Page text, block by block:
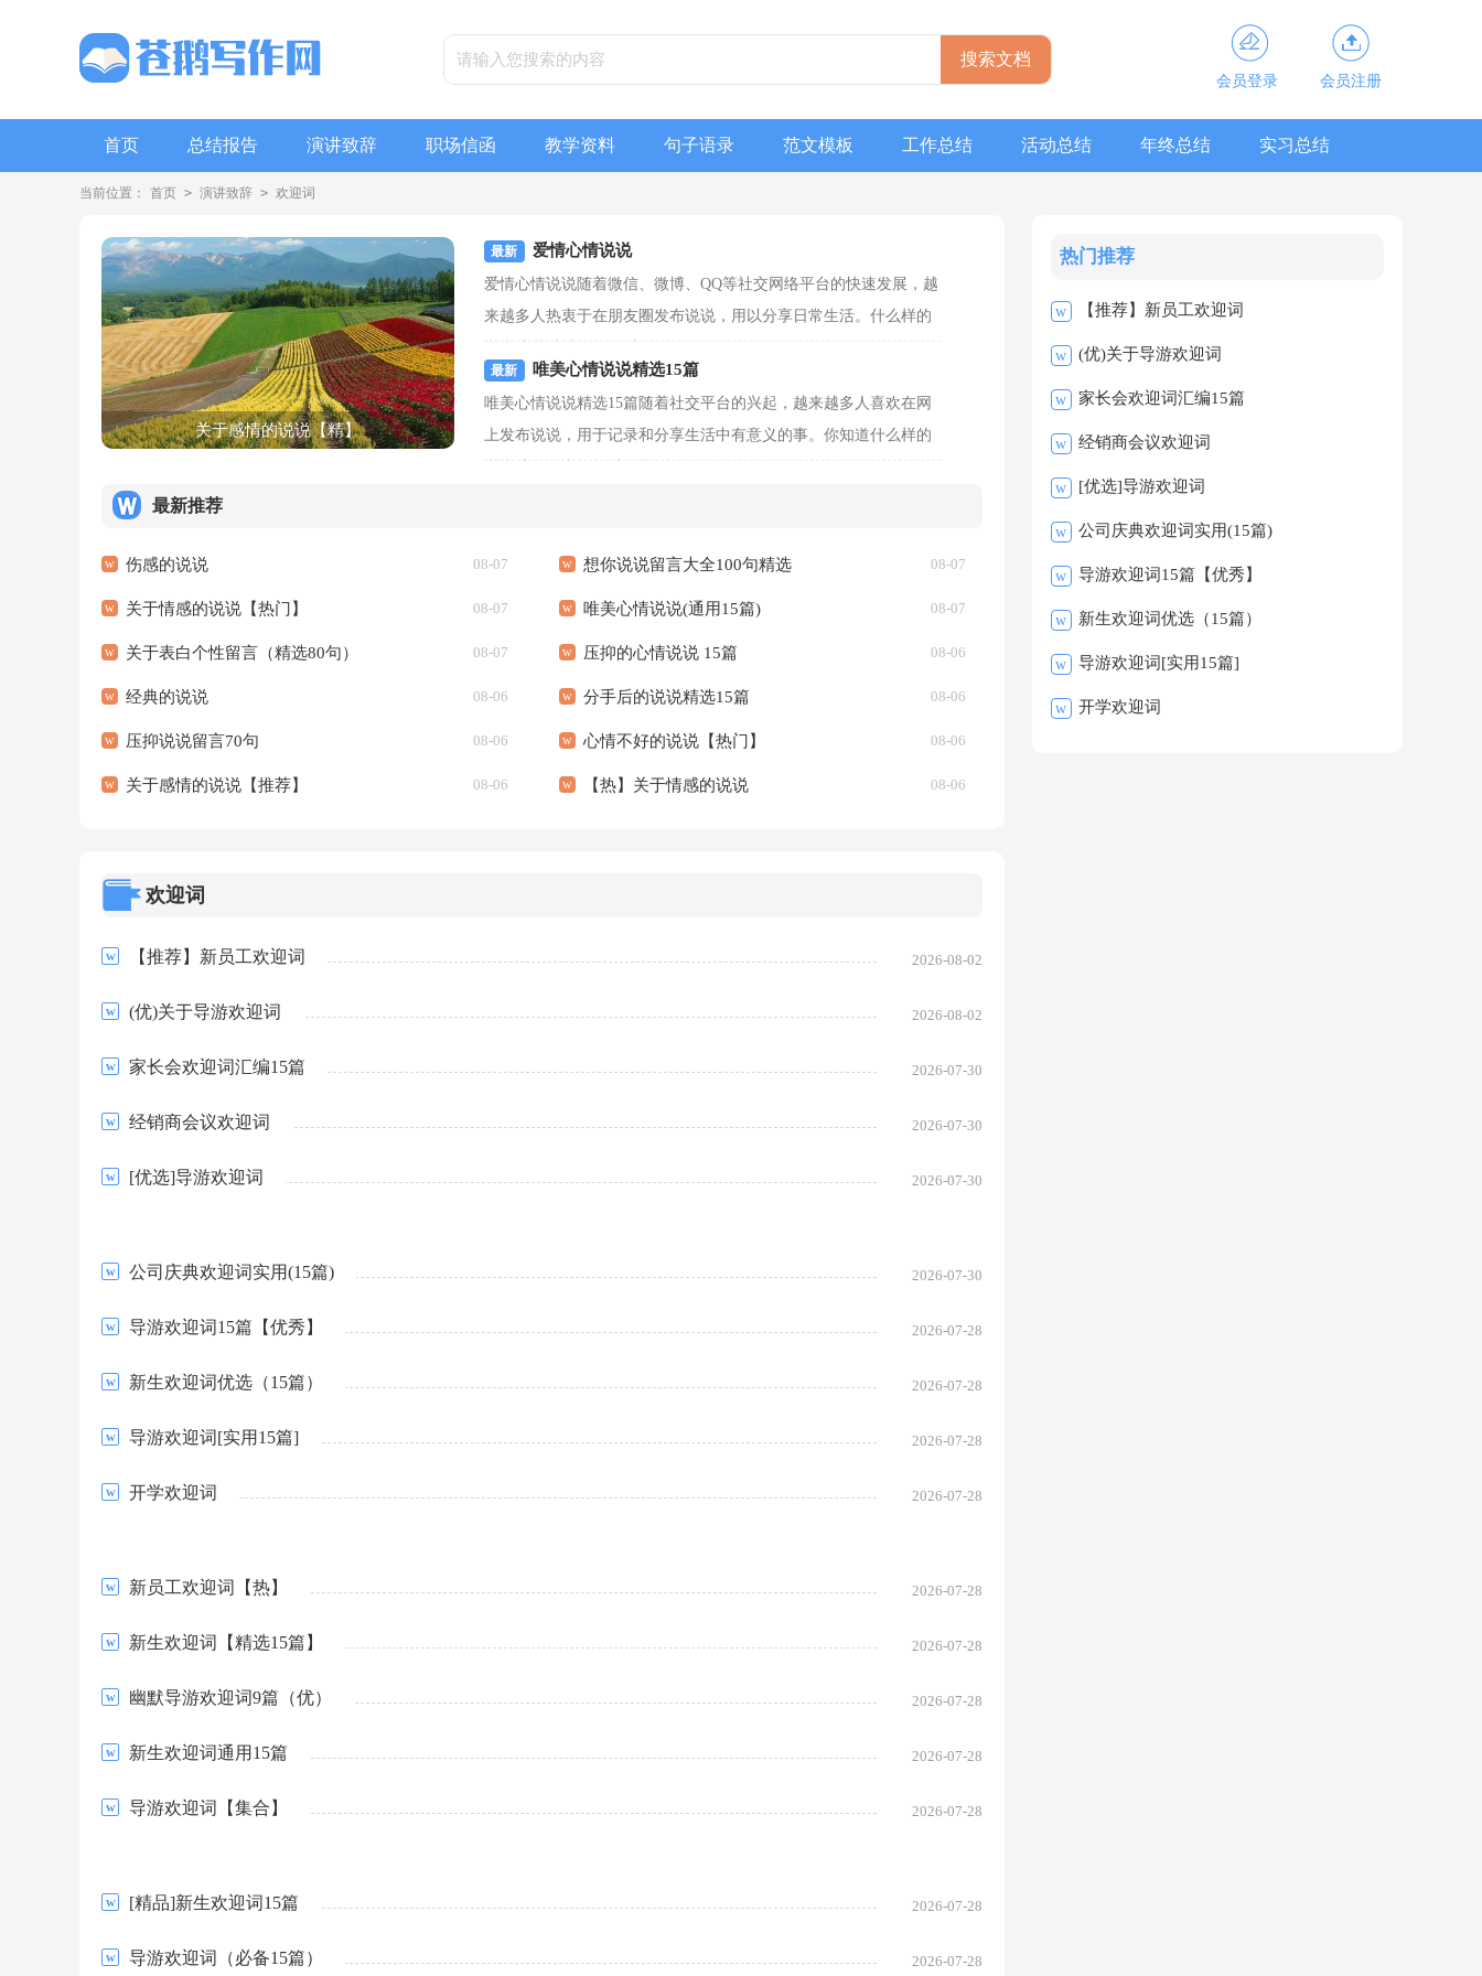
会员登录 会员注册
首页 总结报告 演讲致辞 职场信函 教学资料 句子语录 范文模板 工作总结 活动总结 年终总结 实习总结
当前位置： 首页 > 演讲致辞 > 欢迎词
关于感情的说说【精】
爱情心情说说
爱情心情说说随着微信、微博、QQ等社交网络平台的快速发展，越
来越多人热衷于在朋友圈发布说说，用以分享日常生活。什么样的
唯美心情说说精选15篇
唯美心情说说精选15篇随着社交平台的兴起，越来越多人喜欢在网
上发布说说，用于记录和分享生活中有意义的事。你知道什么样的
最新推荐
伤感的说说 08-07 想你说说留言大全100句精选 08-07
关于情感的说说【热门】 08-07 唯美心情说说(通用15篇) 08-07
关于表白个性留言（精选80句） 08-07 压抑的心情说说 15篇 08-06
经典的说说 08-06 分手后的说说精选15篇 08-06
压抑说说留言70句 08-06 心情不好的说说【热门】 08-06
关于感情的说说【推荐】 08-06 【热】关于情感的说说 08-06
欢迎词
【推荐】新员工欢迎词 2026-08-02
(优)关于导游欢迎词 2026-08-02
家长会欢迎词汇编15篇 2026-07-30
经销商会议欢迎词 2026-07-30
[优选]导游欢迎词 2026-07-30
公司庆典欢迎词实用(15篇) 2026-07-30
导游欢迎词15篇【优秀】 2026-07-28
新生欢迎词优选（15篇） 2026-07-28
导游欢迎词[实用15篇] 2026-07-28
开学欢迎词 2026-07-28
新员工欢迎词【热】 2026-07-28
新生欢迎词【精选15篇】 2026-07-28
幽默导游欢迎词9篇（优） 2026-07-28
新生欢迎词通用15篇 2026-07-28
导游欢迎词【集合】 2026-07-28
[精品]新生欢迎词15篇 2026-07-28
导游欢迎词（必备15篇） 2026-07-28
热门推荐
w 【推荐】新员工欢迎词
w (优)关于导游欢迎词
w 家长会欢迎词汇编15篇
w 经销商会议欢迎词
w [优选]导游欢迎词
w 公司庆典欢迎词实用(15篇)
w 导游欢迎词15篇【优秀】
w 新生欢迎词优选（15篇）
w 导游欢迎词[实用15篇]
w 开学欢迎词